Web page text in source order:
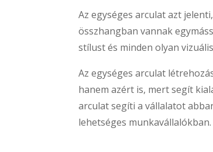
Az egységes arculat azt
összhangban vannak
stílust és minden olyan
Az egységes arculat
hanem azért is, mert segít
arculat segíti a vállalatot
lehetséges munkavállalókban.